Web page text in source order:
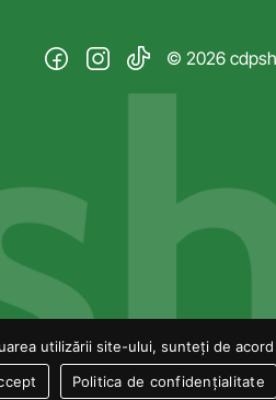
© 2026
utilizării site-ului, sunteți de
Politica de confidențialitate